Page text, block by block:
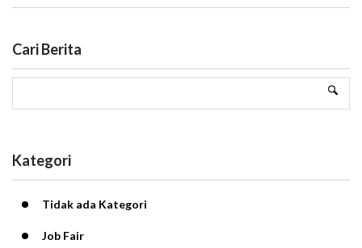
Cari Berita
Kategori
Tidak ada Kategori
Job Fair